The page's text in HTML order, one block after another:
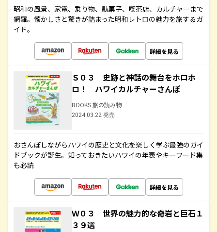
昭和の風景、家電、乗り物、駄菓子、喫茶店、カルチャーまで
網羅。懐かしさと驚きが詰まった昭和レトロの魅力を旅するガ
イド。
詳細を見る
Ｓ０３ 史跡と神話の舞台をホロホ
ロ！ ハワイカルチャーさんぽ
BOOKS 旅の読み物
2024.03.22 発売
おさんぽしながらハワイの歴史と文化を楽しく学ぶ最強のガイ
ドブックが誕生。知っておきたいハワイの年表やキーワード集
も必読
詳細を見る
Ｗ０３ 世界の魅力的な奇岩と巨石１
３９選